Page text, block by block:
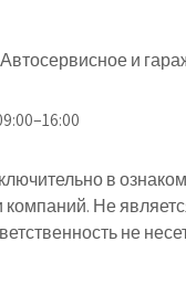
и
в
компаний. Не
не